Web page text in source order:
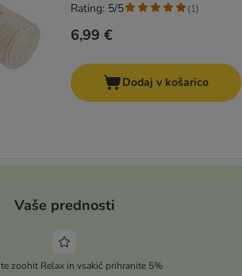
6,99 €
Rating: 5/5 (1)
Dodaj v košarico
Vaše prednosti
zoohit Relax in vsakič prihranite 5%